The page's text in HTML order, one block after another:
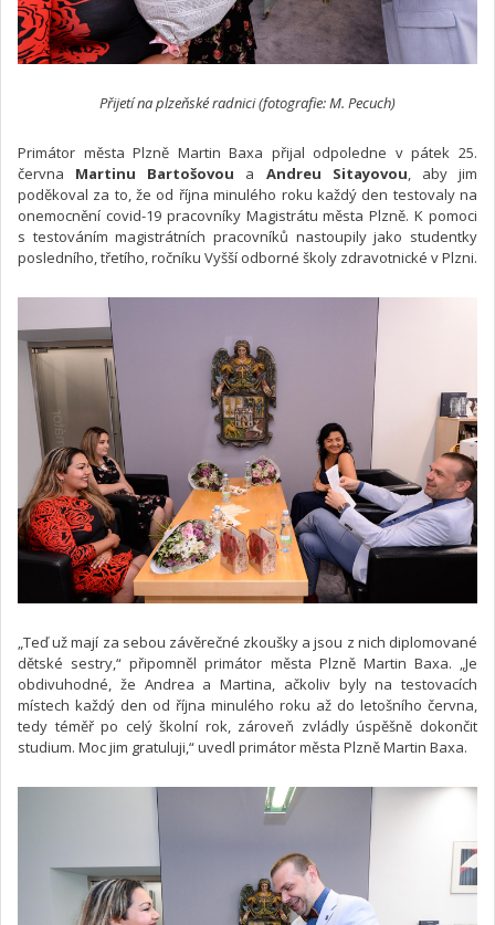
Přijetí na plzeňské radnici (fotografie: M. Pecuch)
Primátor města Plzně Martin Baxa přijal odpoledne v pátek 25.
června Martinu Bartošovou a Andreu Sitayovou, aby jim
poděkoval za to, že od října minulého roku každý den testovaly na
onemocnění covid-19 pracovníky Magistrátu města Plzně. K pomoci
s testováním magistrátních pracovníků nastoupily jako studentky
posledního, třetího, ročníku Vyšší odborné školy zdravotnické v Plzni.
„Teď už mají za sebou závěrečné zkoušky a jsou z nich diplomované
dětské sestry,“ připomněl primátor města Plzně Martin Baxa. „Je
obdivuhodné, že Andrea a Martina, ačkoliv byly na testovacích
místech každý den od října minulého roku až do letošního června,
tedy téměř po celý školní rok, zároveň zvládly úspěšně dokončit
studium. Moc jim gratuluji,“ uvedl primátor města Plzně Martin Baxa.